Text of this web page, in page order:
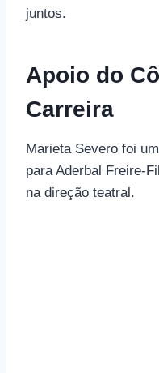
juntos.
Apoio do
Carreira
Marieta Severo foi
para Aderbal Freire-
na direção teatral.